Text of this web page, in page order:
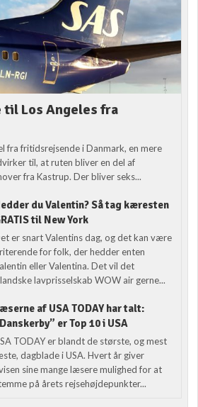
til Los Angeles fra
fra fritidsrejsende i Danmark, en mere
til, at ruten bliver en del af
fra Kastrup. Der bliver seks...
du Valentin? Så tag kæresten
til New York
er snart Valentins dag, og det kan være
for folk, der hedder enten
eller Valentina. Det vil det
lavprisselskab WOW air gerne...
af USA TODAY har talt:
er Top 10 i USA
TODAY er blandt de største, og mest
dagblade i USA. Hvert år giver
sine mange læsere mulighed for at
på årets rejsehøjdepunkter...